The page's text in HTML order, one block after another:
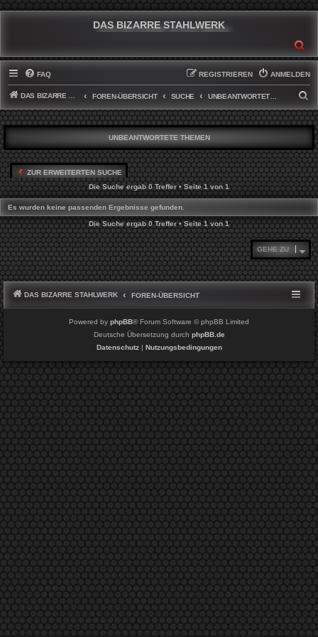
DAS BIZARRE STAHLWERK
FAQ ANMELDEN
REGISTRIEREN
DAS BIZARRE STAHLWERK FOREN-ÜBERSICHT SUCHE
U
C
H
E
UNBEANTWORTETE THEMEN
ZUR ERWEITERTEN SUCHE
Die Suche ergab 0 Treffer • Seite1von1
Es wurden keine passenden Ergebnisse gefunden.
Die Suche ergab 0 Treffer • Seite1von1
GEHE ZU
DAS BIZARRE STAHLWERK FOREN-ÜBERSICHT
Powered by phpBB® Forum Software © phpBB Limited
Deutsche Übersetzung durch phpBB.de
Datenschutz| Nutzungsbedingungen